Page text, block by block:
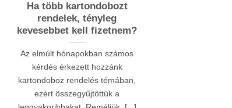
Ha több kartondobozt
rendelek, tényleg
kevesebbet kell fizetnem?
Az elmúlt hónapokban számos
kérdés érkezett hozzánk
kartondoboz rendelés témában,
ezért összegyűjtöttük a